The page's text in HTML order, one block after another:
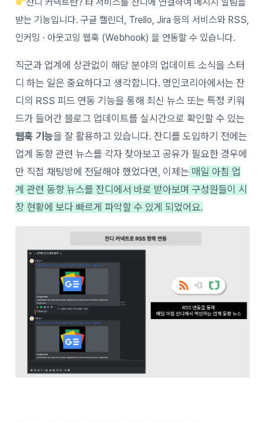
잔디 커넥트란? 타 서비스를 잔디에 연결하여 메시지 알림을
받는 기능입니다. 구글 캘린더, Trello, Jira 등의 서비스와 RSS,
인커밍 · 아웃고잉 웹훅 (Webhook) 을 연동할 수 있습니다.
직군과 업계에 상관없이 해당 분야의 업데이트 소식을 스터
디 하는 일은 중요하다고 생각합니다. 명인코리아에서는 잔
디의 RSS 피드 연동 기능을 통해 최신 뉴스 또는 특정 키워
드가 들어간 블로그 업데이트를 실시간으로 확인할 수 있는
웹훅 기능을 잘 활용하고 있습니다. 잔디를 도입하기 전에는
업계 동향 관련 뉴스를 각자 찾아보고 공유가 필요한 경우에
만 직접 채팅방에 전달해야 했었다면, 이제는 매일 아침 업
계 관련 동향 뉴스를 잔디에서 바로 받아보며 구성원들이 시
장 현황에 보다 빠르게 파악할 수 있게 되었어요.